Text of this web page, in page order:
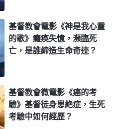
基督教會電影《神是我心靈
的歌》癱痪失憶，瀕臨死
亡，是誰締造生命奇迹？
基督教會微電影《癌的考
驗》基督徒身患絶症，生死
考驗中如何經歷？